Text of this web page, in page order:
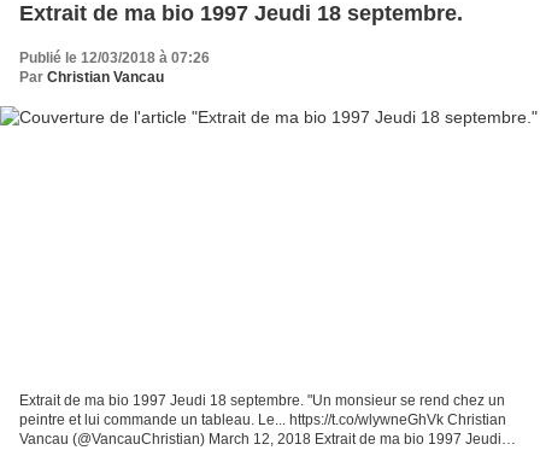
Extrait de ma bio 1997 Jeudi 18 septembre.
Publié le 12/03/2018 à 07:26
Par Christian Vancau
Extrait de ma bio 1997 Jeudi 18 septembre. "Un monsieur se rend chez un
peintre et lui commande un tableau. Le... https://t.co/wlywneGhVk Christian
Vancau (@VancauChristian) March 12, 2018 Extrait de ma bio 1997 Jeudi